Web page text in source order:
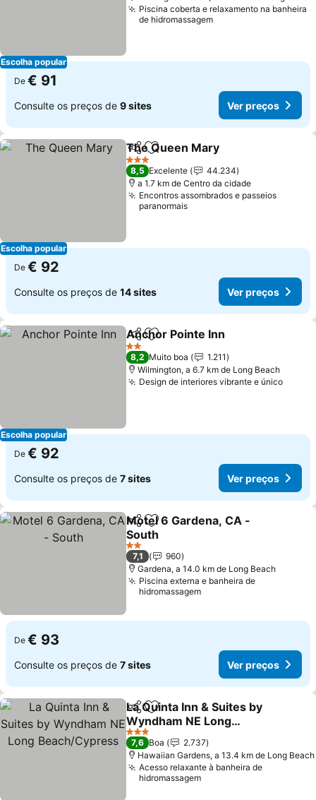
Escolha popular
Piscina coberta e relaxamento na banheira
de hidromassagem
De € 91
Consulte os preços de 9 sites Ver preços
Escolha popular
PartilharAdicionar aos favoritos
The Queen Mary
3 Estrelas
8,5 Excelente
44.234
a 1.7 km de Centro da cidade
Encontros assombrados e passeios
paranormais
De € 92
Consulte os preços de 14 sites Ver preços
Escolha popular
PartilharAdicionar aos favoritos
Anchor Pointe Inn
2 Estrelas
8,2 Muito boa
1.211
Wilmington, a 6.7 km de Long Beach
Design de interiores vibrante e únicoVer
De € 92
Consulte os preços de 7 sites Ver preços
PartilharAdicionar aos favoritos
Motel 6 Gardena, CA -
South
Ver preços
2 Estrelas
7,1
960
Gardena, a 14.0 km de Long Beach
Piscina externa e banheira de
hidromassagem
De € 93
Consulte os preços de 7 sites Ver preços
PartilharAdicionar aos favoritos
La Quinta Inn & Suites by
Wyndham NE Long
Beach/Cypress
Ver preços
3 Estrelas
7,6 Boa
2.737
Hawaiian Gardens, a 13.4 km de Long Beach
Acesso relaxante à banheira de
hidromassagem